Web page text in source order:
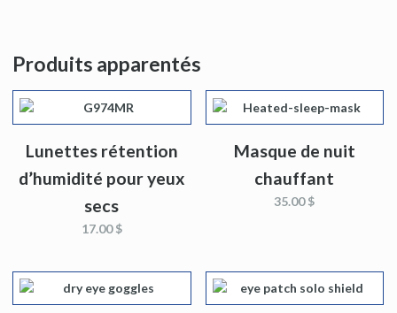
Produits apparentés
Lunettes rétention
d’humidité pour yeux
secs
17.00 $
Masque de nuit
chauffant
35.00 $